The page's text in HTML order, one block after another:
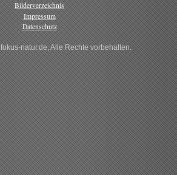
Bilderverzeichnis
Impressum
Datenschutz
natur.de, Alle Rechte vorbehalten.